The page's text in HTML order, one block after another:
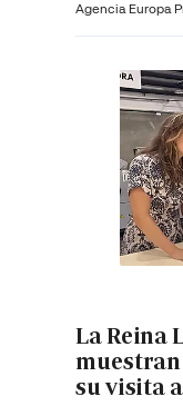
Agencia Europa
La Reina
su visita